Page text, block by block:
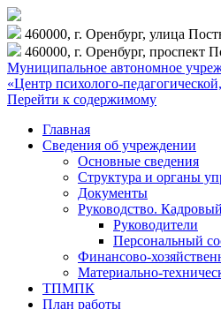
460000, г. Оренбург, улица
460000, г. Оренбург, проспект
Муниципальное автономное
«Центр психолого-
Перейти к содержимому
Главная
Сведения об учреждении
Основные сведения
Структура и органы
Документы
Руководство.
Руководители
Персональный
Финансово-
Материально-
ТПМПК
План работы